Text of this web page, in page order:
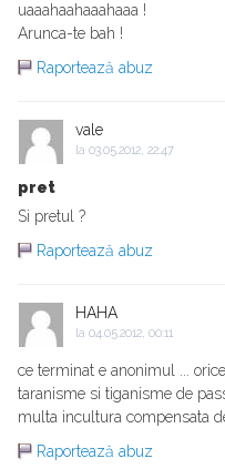
uaaahaahaaahaaa !
Arunca-te bah !
Raportează abuz
vale
la 03.05.2012, 22:47
pret
Si pretul ?
Raportează abuz
HAHA
la 04.05.2012, 00:11
ce terminat e anonimul ...
taranisme si tiganisme de
multa incultura compensata
Raportează abuz